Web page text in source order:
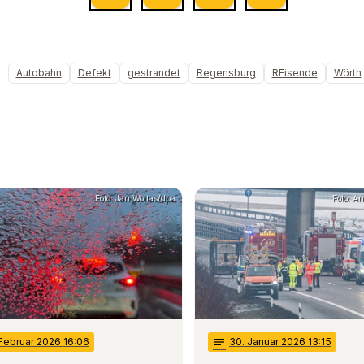
Autobahn Defekt gestrandet Regensburg REisende Wörth
Foto: Jan Woitas/dpa
2026 16:06
Foto:
notes 30. Januar 2026 13:15